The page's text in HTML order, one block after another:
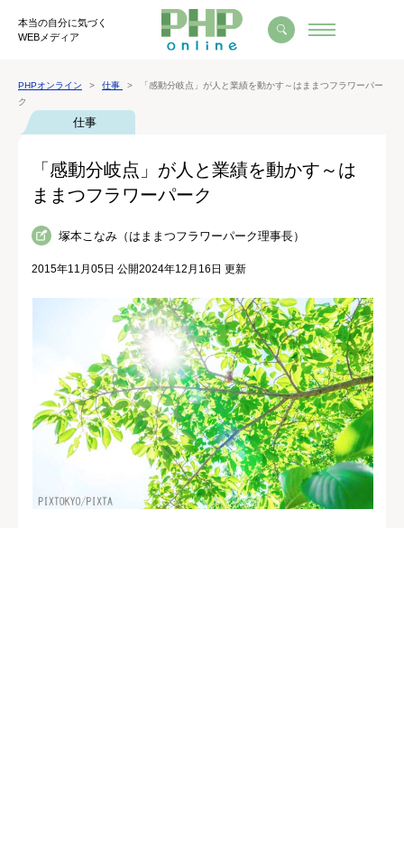
本当の自分に気づく
WEBメディア
PHPオンライン 仕事
「感動分岐点」が人と業績を動かす～はままつフラワーパー
ク
仕事
「感動分岐点」が人と業績を動かす～は
ままつフラワーパーク
塚本こなみ（はままつフラワーパーク理事長）
2015年11月05日 公開2024年12月16日 更新